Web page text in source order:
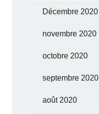
Décembre 2020
novembre 2020
octobre 2020
septembre 2020
août 2020